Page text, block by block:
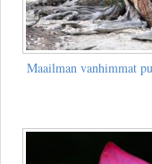
Maailman vanhimmat